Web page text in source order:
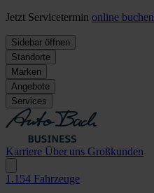
Jetzt Servicetermin online buchen
Sidebar öffnen
Standorte
Marken
Angebote
Services
Karriere Über uns Großkunden
1.154 Fahrzeuge